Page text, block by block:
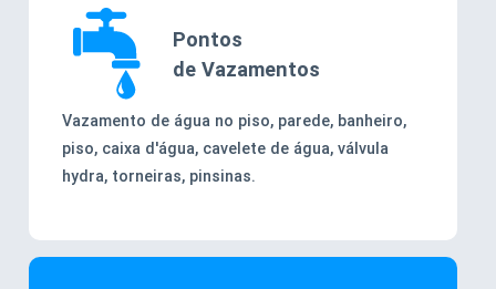
Pontos
de Vazamentos
Vazamento de água no piso, parede, banheiro,
piso, caixa d'água, cavelete de água, válvula
hydra, torneiras, pinsinas.